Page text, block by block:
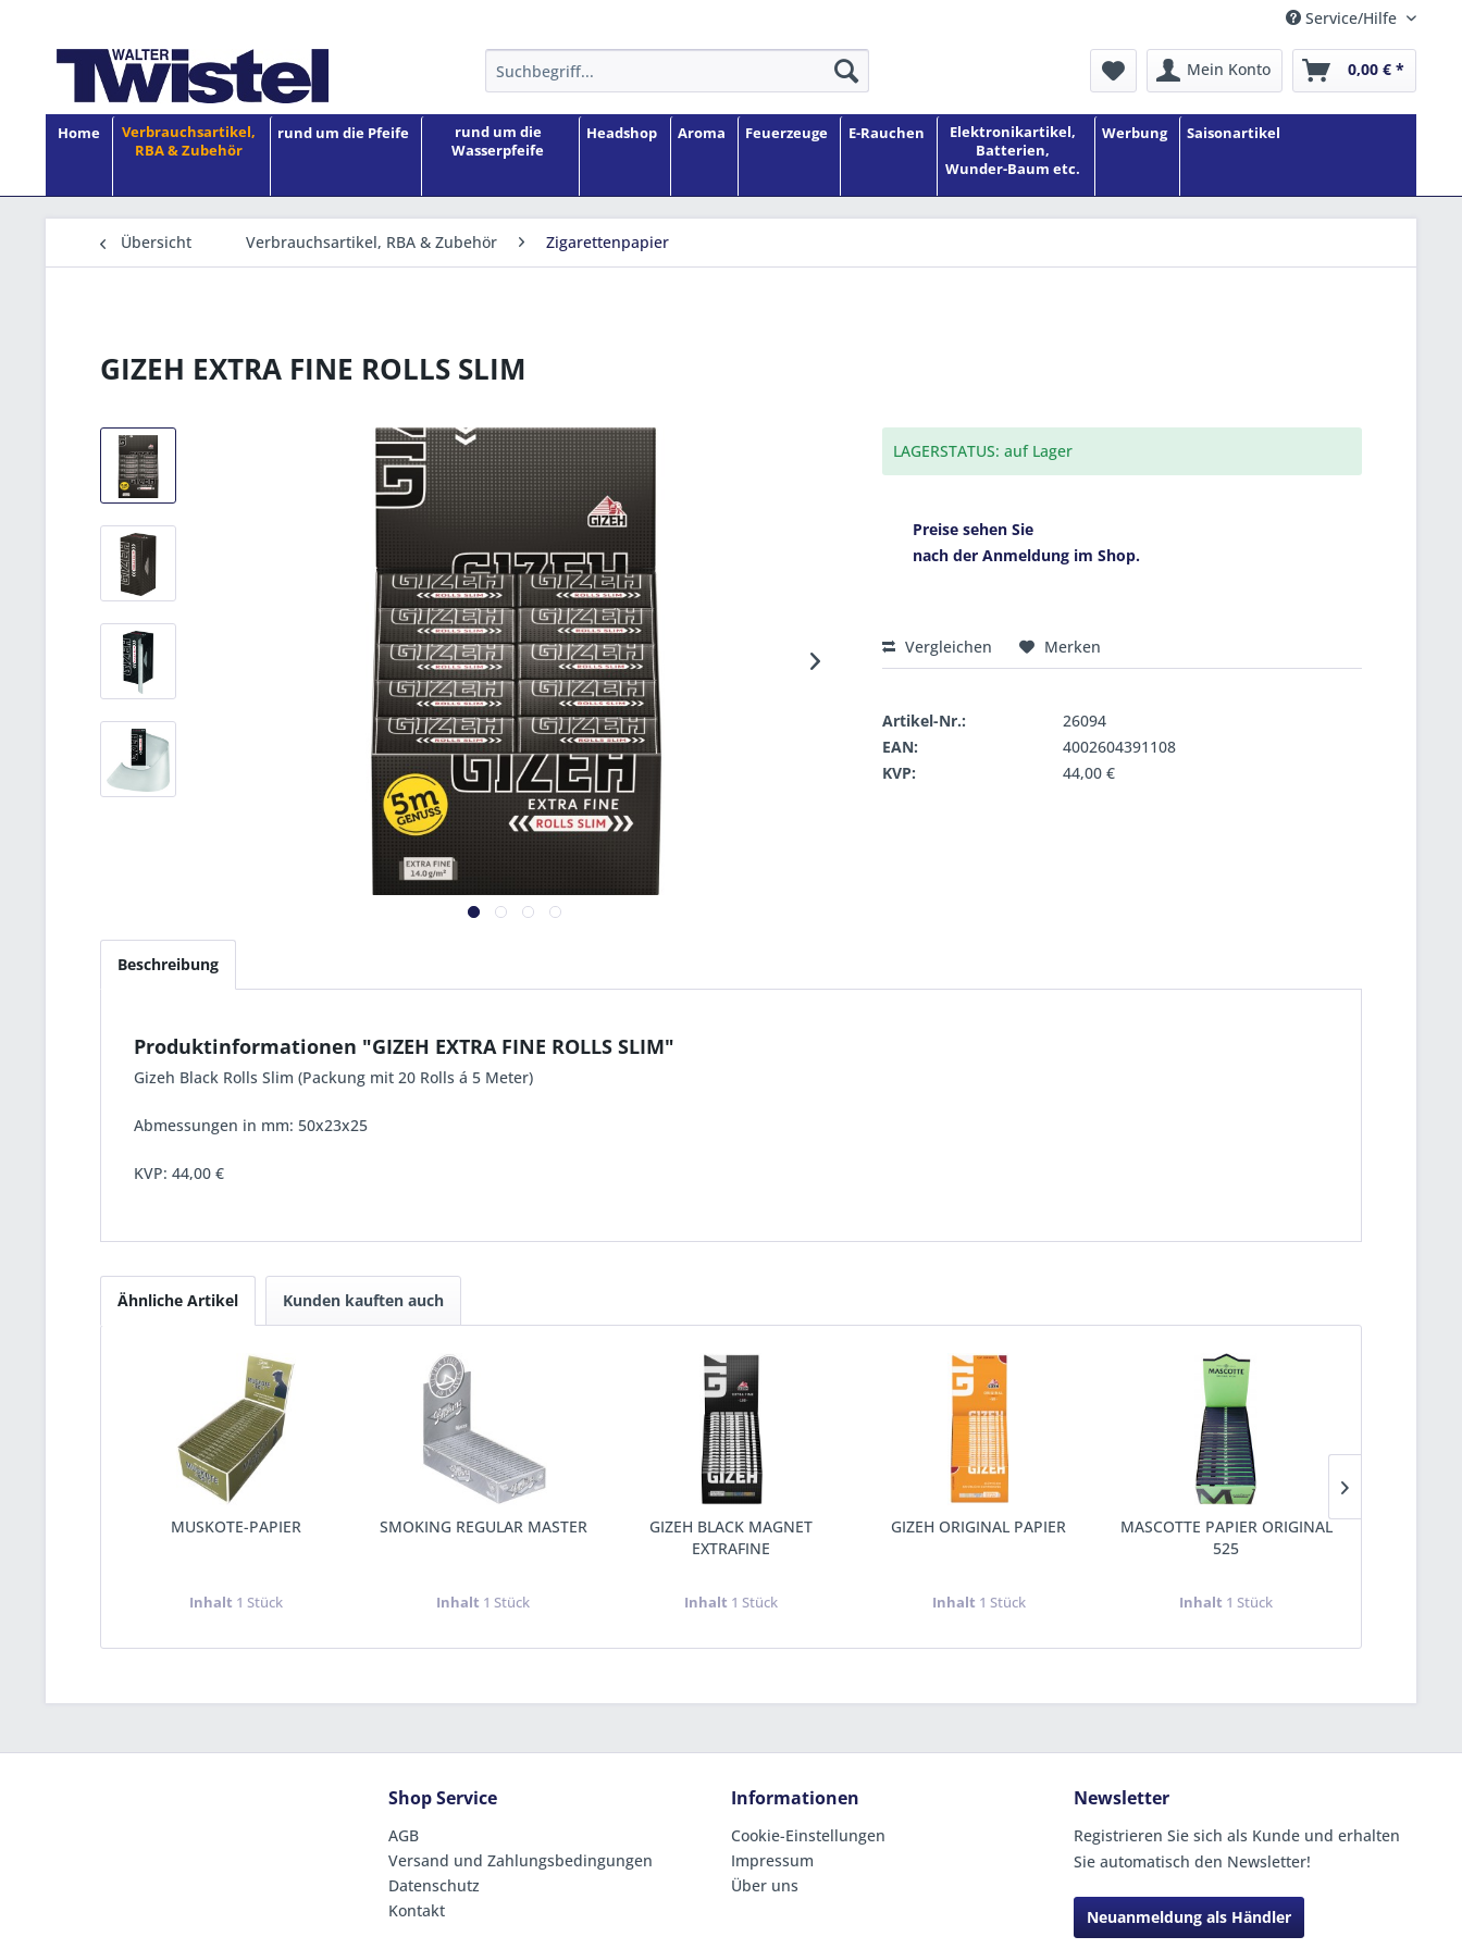
Service/Hilfe
Mein Konto 0,00 € *
Home
Verbrauchsartikel,
RBA & Zubehör
rund um die Pfeife
rund um die
Wasserpfeife
Headshop Aroma Feuerzeuge E-Rauchen
Elektronikartikel,
Batterien,
Wunder-Baum etc.
Werbung Saisonartikel
Übersicht Verbrauchsartikel, RBA & Zubehör Zigarettenpapier
GIZEH EXTRA FINE ROLLS SLIM
LAGERSTATUS: auf Lager
Preise sehen Sie
nach der Anmeldung im Shop.
Vergleichen Merken
Artikel-Nr.:
26094
EAN:
4002604391108
KVP:
44,00 €
Beschreibung
Produktinformationen "GIZEH EXTRA FINE ROLLS SLIM"
Gizeh Black Rolls Slim (Packung mit 20 Rolls á 5 Meter)
Abmessungen in mm: 50x23x25
KVP: 44,00 €
Ähnliche Artikel Kunden kauften auch
MUSKOTE-PAPIER
Inhalt 1 Stück
SMOKING REGULAR MASTER
Inhalt 1 Stück
GIZEH BLACK MAGNET
EXTRAFINE
Inhalt 1 Stück
GIZEH ORIGINAL PAPIER
Inhalt 1 Stück
MASCOTTE PAPIER ORIGINAL
525
Inhalt 1 Stück
Shop Service
AGB
Versand und Zahlungsbedingungen
Datenschutz
Kontakt
Informationen
Cookie-Einstellungen
Impressum
Über uns
Newsletter
Registrieren Sie sich als Kunde und erhalten
Sie automatisch den Newsletter!
Neuanmeldung als Händler